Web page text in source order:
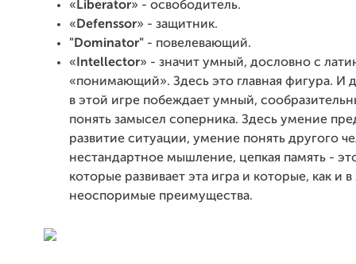
« Liberator» - освободитель.
« Defenssor» - защитник.
"Dominator" - повелевающий.
« Intellector» - значит умный, дословно с
«понимающий». Здесь это главная фигура. И
в этой игре побеждает умный,
понять замысел соперника. Здесь умение
развитие ситуации, умение понять другого
нестандартное мышление, цепкая память -
которые развивает эта игра и которые, как и
неоспоримые преимущества.